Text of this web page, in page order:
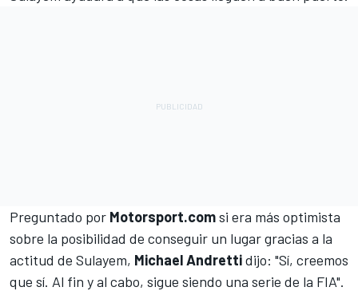
Preguntado por Motorsport.comsi era más optimista
sobre la posibilidad de conseguir un lugar gracias a la
actitud de Sulayem, Michael Andrettidijo: "Sí, creemos
que sí. Al fin y al cabo, sigue siendo una serie de la FIA".